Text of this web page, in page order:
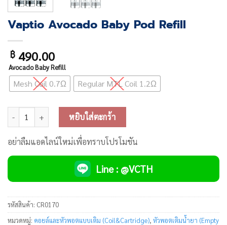
Vaptio Avocado Baby Pod Refill
฿490.00
Avocado Baby Refill
Mesh Coil 0.7Ω Regular MTL Coil 1.2Ω
จำนวน Vaptio Avocado Baby Pod Refill ชิ้น
หยิบใส่ตะกร้า
อย่าลืมแอดไลน์ใหม่เพื่อทราบโปรโมชัน
Line : @VCTH
รหัสสินค้า: CR0170
หมวดหมู่: คอยล์และหัวพอตแบบเติม (Coil&Cartridge), หัวพอตเติมน้ำยา (Empty